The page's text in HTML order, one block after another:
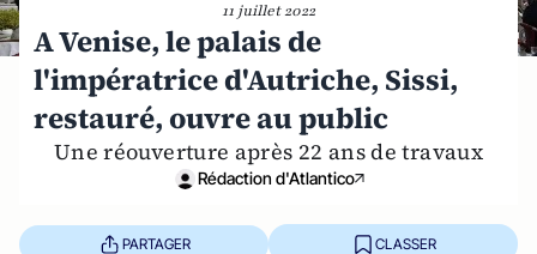
11 juillet 2022
A Venise, le palais de
l'impératrice d'Autriche, Sissi,
restauré, ouvre au public
Une réouverture après 22 ans de travaux
Rédaction d'Atlantico
PARTAGER CLASSER